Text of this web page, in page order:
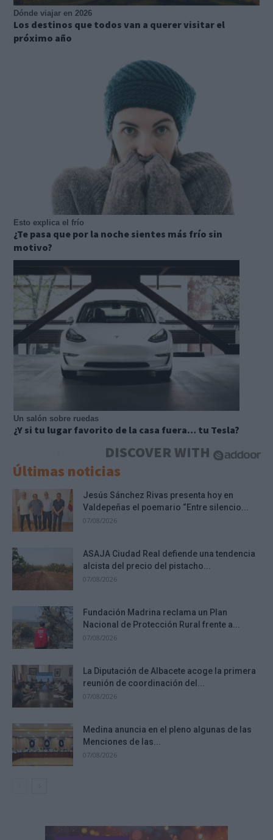
Dónde viajar en 2026
Los destinos que todos van a querer visitar el
próximo año
Esto explica el frío
¿Te pasa que por la noche sientes más frío sin
motivo?
Un salón sobre ruedas
¿Y si tu lugar favorito de la casa fuera… tu Tesla?
DISCOVER WITH
Últimas noticias
Jesús Sánchez Rivas presenta hoy en
Valdepeñas el poemario “Entre silencio...
07/08/2026
ASAJA Ciudad Real defiende una tendencia
alcista del precio del pistacho...
07/08/2026
Fundación Madrina reclama un Plan
Nacional de Protección Rural frente a...
07/08/2026
La Diputación de Albacete acoge la primera
reunión de coordinación del...
07/08/2026
Medina anuncia en el pleno algunas de las
Menciones de las...
07/08/2026